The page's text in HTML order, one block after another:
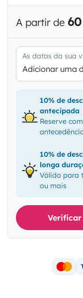
A partir de
As datas da sua
Adicionar uma
10% de
antecipada
Reserve
10% de
longa
Válido para
ou mais